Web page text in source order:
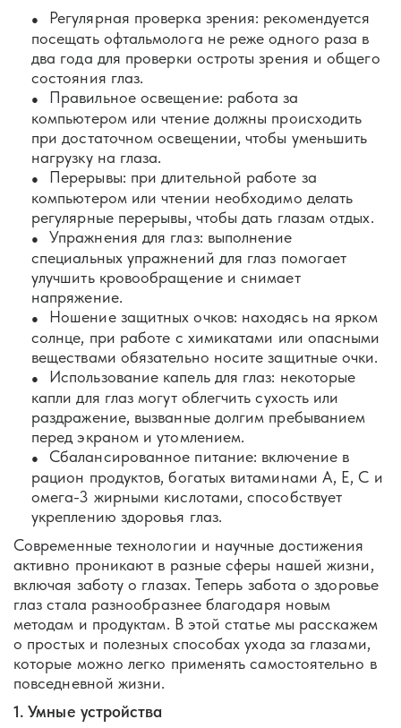
Регулярная проверка зрения: рекомендуется
посещать офтальмолога не реже одного раза в
два года для проверки остроты зрения и общего
состояния глаз.
Правильное освещение: работа за
компьютером или чтение должны происходить
при достаточном освещении, чтобы уменьшить
нагрузку на глаза.
Перерывы: при длительной работе за
компьютером или чтении необходимо делать
регулярные перерывы, чтобы дать глазам отдых.
Упражнения для глаз: выполнение
специальных упражнений для глаз помогает
улучшить кровообращение и снимает
напряжение.
Ношение защитных очков: находясь на ярком
солнце, при работе с химикатами или опасными
веществами обязательно носите защитные очки.
Использование капель для глаз: некоторые
капли для глаз могут облегчить сухость или
раздражение, вызванные долгим пребыванием
перед экраном и утомлением.
Сбалансированное питание: включение в
рацион продуктов, богатых витаминами А, Е, C и
омега-3 жирными кислотами, способствует
укреплению здоровья глаз.
Современные технологии и научные достижения
активно проникают в разные сферы нашей жизни,
включая заботу о глазах. Теперь забота о здоровье
глаз стала разнообразнее благодаря новым
методам и продуктам. В этой статье мы расскажем
о простых и полезных способах ухода за глазами,
которые можно легко применять самостоятельно в
повседневной жизни.
1. Умные устройства